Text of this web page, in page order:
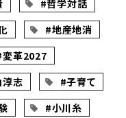
#哲学対話
#地産地消
変革2027
志
#子育て
#小川糸